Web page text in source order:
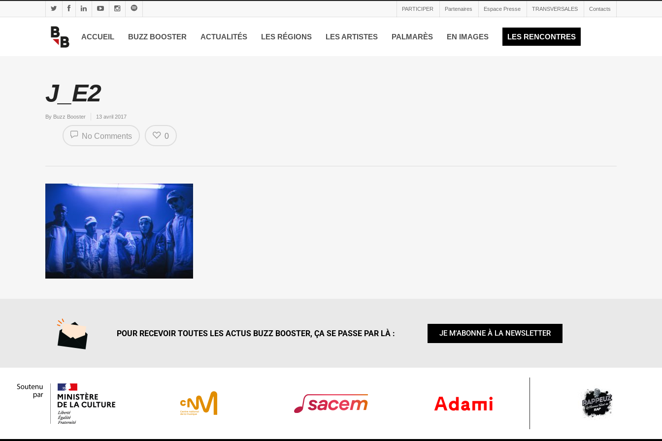
PARTICIPER Partenaires Espace Presse TRANSVERSALES Contacts
ACCUEIL BUZZ BOOSTER ACTUALITÉS LES RÉGIONS LES ARTISTES PALMARÈS EN IMAGES LES RENCONTRES
J_E2
By Buzz Booster 13 avril 2017
No Comments 0
POUR RECEVOIR TOUTES LES ACTUS BUZZ BOOSTER, ÇA SE PASSE PAR LÀ : JE M'ABONNE À LA NEWSLETTER